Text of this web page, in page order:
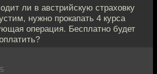
ли в австрийскую страховку
нужно прокапать 4 курса
операция. Бесплатно будет